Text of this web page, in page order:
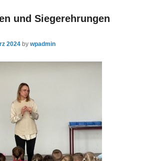
und Siegerehrungen
2024 by wpadmin